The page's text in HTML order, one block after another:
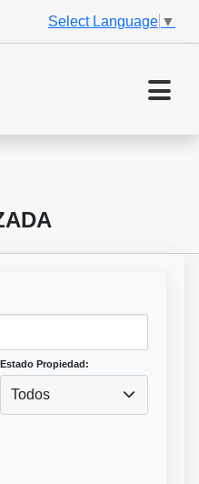
Select Language ▼
Estado Propiedad:
Todos